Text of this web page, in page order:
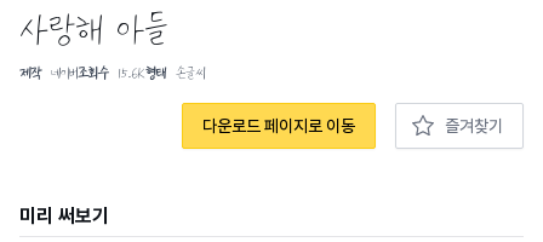
사랑해 아들
제작 네이버조회수 15.6K형태 손글씨
다운로드 페이지로 이동 즐겨찾기
미리 써보기